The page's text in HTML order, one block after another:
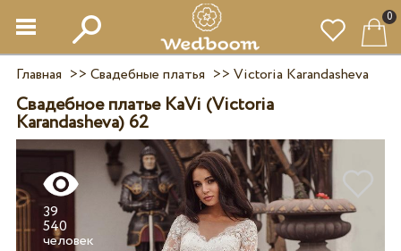
0
Главная >> Свадебные платья >> Victoria Karandasheva
Свадебное платье KaVi (Victoria
Karandasheva) 62
39
540
человек